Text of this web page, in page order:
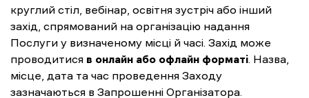
круглий стіл, вебінар, освітня зустріч або інший
захід, спрямований на організацію надання
Послуги у визначеному місці й часі. Захід може
проводитися в онлайн або офлайн форматі . Назва,
місце, дата та час проведення Заходу
зазначаються в Запрошенні Організатора.